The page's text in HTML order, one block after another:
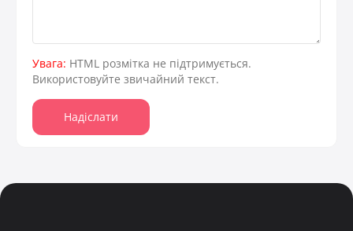
Увага: HTML розмітка не підтримується.
Використовуйте звичайний текст.
Надіслати